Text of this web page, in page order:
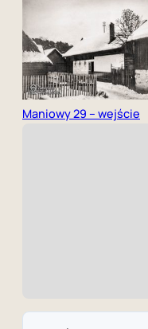
Maniowy 29 – wejście